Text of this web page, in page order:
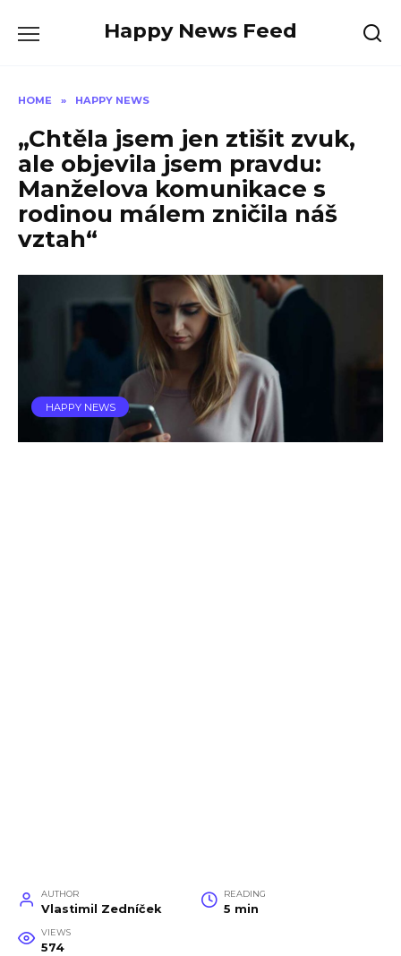
Happy News Feed
HOME » HAPPY NEWS
„Chtěla jsem jen ztišit zvuk,
ale objevila jsem pravdu:
Manželova komunikace s
rodinou málem zničila náš
vztah“
HAPPY NEWS
AUTHOR
Vlastimil Zedníček
READING
5 min
VIEWS
574